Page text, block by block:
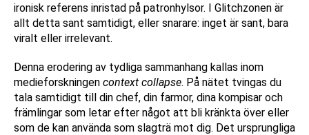
ironisk referens inristad på patronhylsor. I Glitchzonen är
allt detta sant samtidigt, eller snarare: inget är sant, bara
viralt eller irrelevant.
Denna erodering av tydliga sammanhang kallas inom
medieforskningen context collapse. På nätet tvingas du
tala samtidigt till din chef, din farmor, dina kompisar och
främlingar som letar efter något att bli kränkta över eller
som de kan använda som slagträ mot dig. Det ursprungliga